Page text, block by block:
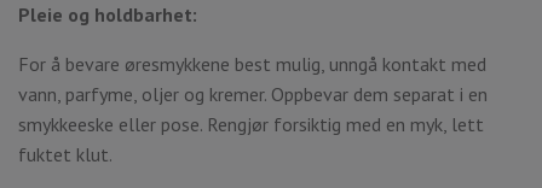
Pleie og holdbarhet:
For å bevare øresmykkene best mulig, unngå kontakt med
vann, parfyme, oljer og kremer. Oppbevar dem separat i en
smykkeeske eller pose. Rengjør forsiktig med en myk, lett
fuktet klut.